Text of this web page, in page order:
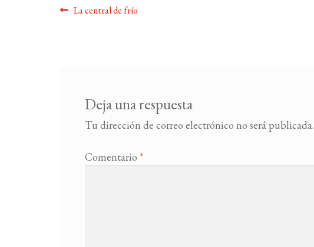
Navegación
Anterior:
La central de frío
Deja una respuesta
Tu dirección de correo electrónico no será publicada.
Comentario *